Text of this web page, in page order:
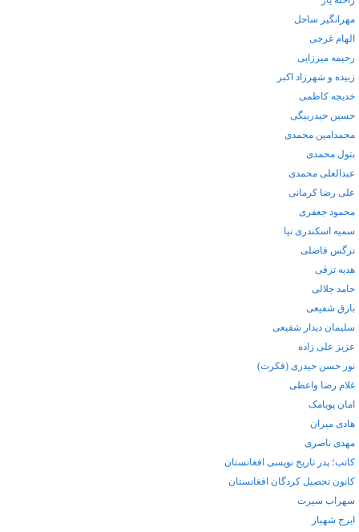
مهرانگیز ساحل
الهام غرجی
رحیمه میرزایی
زبیده و شهرزاد اکبر
خدیجه کاظمی
حسین حیدربیگی
محمدامین محمدی
بتول محمدی
عبدالعلی محمدی
علی رضا کرمانی
محمود جعفری
سمیه اسکندری نیا
نرگس فاضلی
هدیه ترقی
حامد جلالی
بارق شفیعی
سلیمان دیدار شفیعی
عزیز علی زاده
نور حسن حیدری (فکرت)
غلام رضا واعظی
امان پویامک
هادی میران
مهدی ناصری
کاتب؛ پدر تاریخ نویسی افغانستان
کانون تحصیل کردگان افغانستان
سهراب سیرت
ایرج شهباز